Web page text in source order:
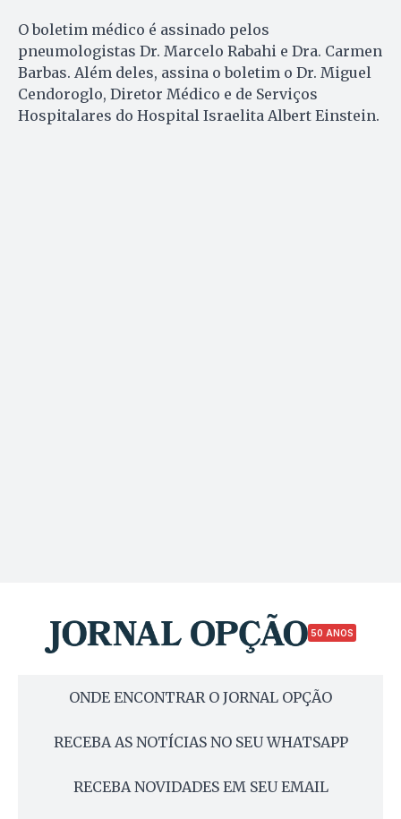
O boletim médico é assinado pelos
pneumologistas Dr. Marcelo Rabahi e Dra. Carmen
Barbas. Além deles, assina o boletim o Dr. Miguel
Cendoroglo, Diretor Médico e de Serviços
Hospitalares do Hospital Israelita Albert Einstein.
50 ANOS
ONDE ENCONTRAR O JORNAL OPÇÃO
RECEBA AS NOTÍCIAS NO SEU WHATSAPP
RECEBA NOVIDADES EM SEU EMAIL